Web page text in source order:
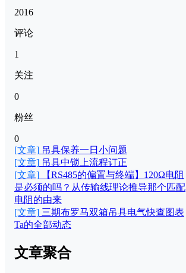
2016
评论
1
关注
0
粉丝
0
[文章] 吊具保养一日小问题
[文章] 吊具中锁上流程订正
[文章] 【RS485的偏置与终端】120Ω电阻
是必须的吗？从传输线理论推导那个匹配
电阻的由来
[文章] 三期布罗马双箱吊具电气快查图表
Ta的全部动态
文章聚合